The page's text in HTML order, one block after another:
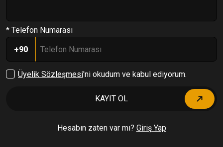
* Telefon Numarası
+90
Üyelik Sözleşmesi'ni okudum ve kabul ediyorum.
KAYIT OL
Hesabın zaten var mı? Giriş Yap